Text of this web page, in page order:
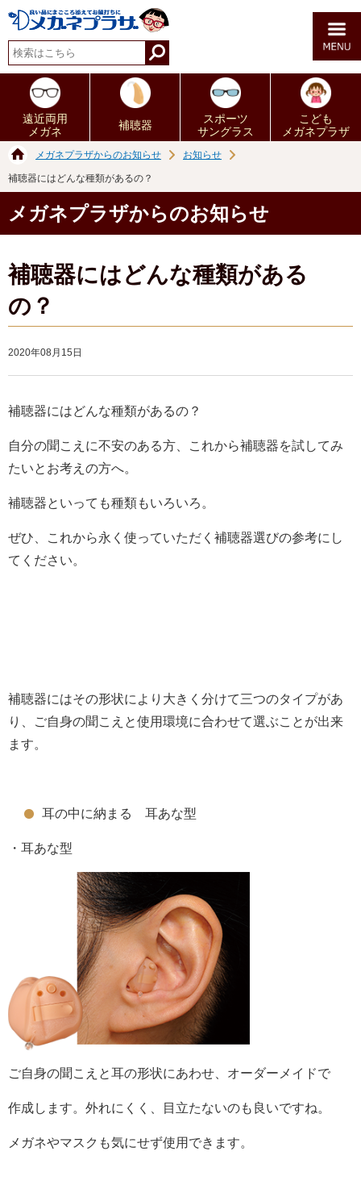
遠近両用
メガネ
補聴器
スポーツ
サングラス
こども
メガネプラザ
メガネプラザからのお知らせ お知らせ
補聴器にはどんな種類があるの？
メガネプラザからのお知らせ
補聴器にはどんな種類がある
の？
2020年08月15日
補聴器にはどんな種類があるの？
自分の聞こえに不安のある方、これから補聴器を試してみ
たいとお考えの方へ。
補聴器といっても種類もいろいろ。
ぜひ、これから永く使っていただく補聴器選びの参考にし
てください。
補聴器にはその形状により大きく分けて三つのタイプがあ
り、ご自身の聞こえと使用環境に合わせて選ぶことが出来
ます。
耳の中に納まる 耳あな型
・耳あな型
ご自身の聞こえと耳の形状にあわせ、オーダーメイドで
作成します。外れにくく、目立たないのも良いですね。
メガネやマスクも気にせず使用できます。